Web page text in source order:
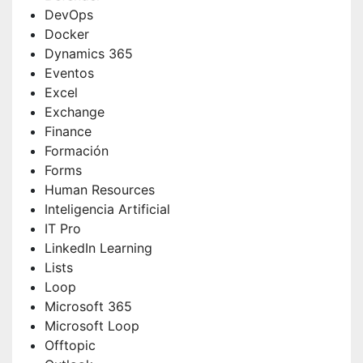
DevOps
Docker
Dynamics 365
Eventos
Excel
Exchange
Finance
Formación
Forms
Human Resources
Inteligencia Artificial
IT Pro
LinkedIn Learning
Lists
Loop
Microsoft 365
Microsoft Loop
Offtopic